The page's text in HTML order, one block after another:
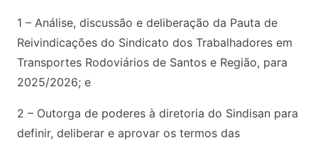
1 – Análise, discussão e deliberação da Pauta de
Reivindicações do Sindicato dos Trabalhadores em
Transportes Rodoviários de Santos e Região, para
2025/2026; e
2 – Outorga de poderes à diretoria do Sindisan para
definir, deliberar e aprovar os termos das